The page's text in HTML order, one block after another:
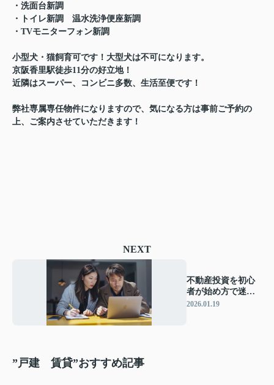
・洗面台新調
・トイレ新調 温水洗浄便座新調
・TVモニターフォン新調
小型犬・猫飼育可です！大型犬は不可になります。
京阪香里駅徒歩11分の好立地！
近隣はスーパー、コンビニ多数、生活至便です！
弊社専属専任物件になりますので、気になる方は事前ご予約の
上、ご案内させていただきます！
NEXT
不動産投資を初心
者が始め方で迷っ
たら？基本と流れ
2026.01.19
”戸建 賃貸”おすすめ記事